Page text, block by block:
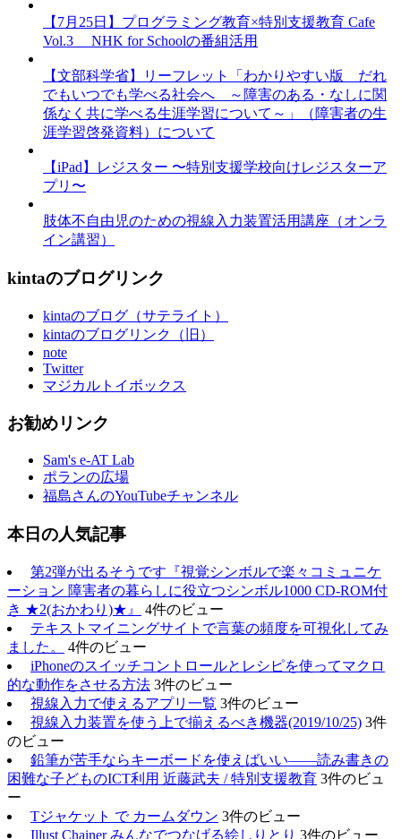
【7月25日】プログラミング教育×特別支援教育 Cafe
Vol.3 NHK for Schoolの番組活用
【文部科学省】リーフレット「わかりやすい版 だれ
でもいつでも学べる社会へ ～障害のある・なしに関
係なく共に学べる生涯学習について～」（障害者の生
涯学習啓発資料）について
【iPad】レジスター 〜特別支援学校向けレジスターア
プリ〜
肢体不自由児のための視線入力装置活用講座（オンラ
イン講習）
kintaのブログリンク
kintaのブログ（サテライト）
kintaのブログリンク（旧）
note
Twitter
マジカルトイボックス
お勧めリンク
Sam's e-AT Lab
ポランの広場
福島さんのYouTubeチャンネル
本日の人気記事
第2弾が出るそうです『視覚シンボルで楽々コミュニケ
ーション 障害者の暮らしに役立つシンボル1000 CD-ROM付
き ★2(おかわり)★』
4件のビュー
テキストマイニングサイトで言葉の頻度を可視化してみ
ました。
4件のビュー
iPhoneのスイッチコントロールとレシピを使ってマクロ
的な動作をさせる方法 3件のビュー
視線入力で使えるアプリ一覧 3件のビュー
視線入力装置を使う上で揃えるべき機器(2019/10/25) 3件
のビュー
鉛筆が苦手ならキーボードを使えばいい――読み書きの
困難な子どものICT利用 近藤武夫 / 特別支援教育 3件のビュ
ー
Tジャケット で カームダウン 3件のビュー
Illust Chainer みんなでつなげる絵しりとり 3件のビュー